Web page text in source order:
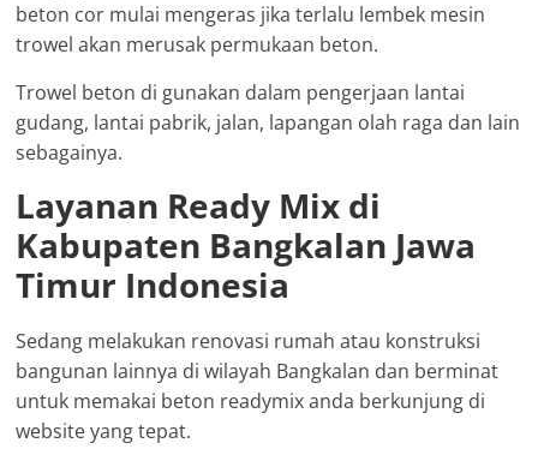
beton cor mulai mengeras jika terlalu lembek mesin
trowel akan merusak permukaan beton.
Trowel beton di gunakan dalam pengerjaan lantai
gudang, lantai pabrik, jalan, lapangan olah raga dan lain
sebagainya.
Layanan Ready Mix di
Kabupaten Bangkalan Jawa
Timur Indonesia
Sedang melakukan renovasi rumah atau konstruksi
bangunan lainnya di wilayah Bangkalan dan berminat
untuk memakai beton readymix anda berkunjung di
website yang tepat.